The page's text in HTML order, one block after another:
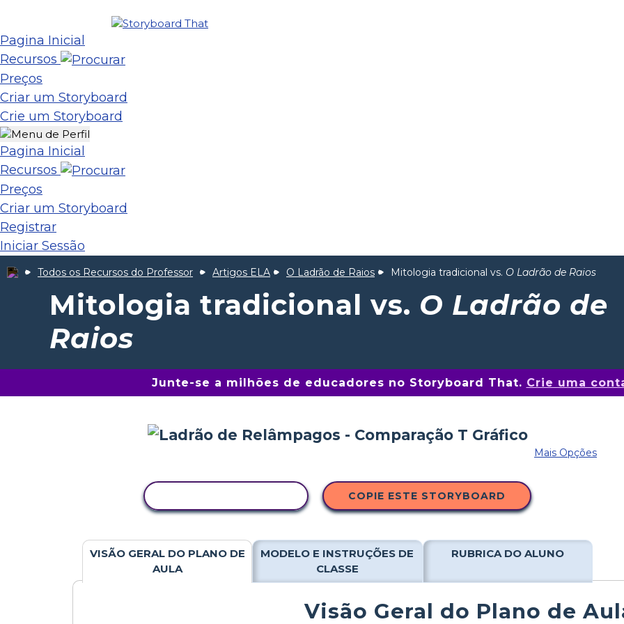
Pagina Inicial
Recursos
Preços
Criar um Storyboard
Crie um Storyboard
Pagina Inicial
Recursos
Preços
Criar um Storyboard
Registrar
Iniciar Sessão
Todos os Recursos do Professor Artigos ELA O Ladrão de Raios Mitologia tradicional vs. O Ladrão de Raios
Mitologia tradicional vs. O Ladrão de
Raios
Junte-se a milhões de educadores no Storyboard That. Crie uma
Mais Opções
COPIE ESTE STORYBOARD
VISÃO GERAL DO PLANO DE
AULA
MODELO E INSTRUÇÕES DE
CLASSE
RUBRICA DO ALUNO
Visão Geral do Plano de